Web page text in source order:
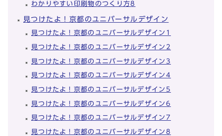
わかりやすい印刷物のつくり方8
見つけたよ！京都のユニバーサルデザイン
見つけたよ！京都のユニバーサルデザイン1
見つけたよ！京都のユニバーサルデザイン2
見つけたよ！京都のユニバーサルデザイン3
見つけたよ！京都のユニバーサルデザイン4
見つけたよ！京都のユニバーサルデザイン5
見つけたよ！京都のユニバーサルデザイン6
見つけたよ！京都のユニバーサルデザイン7
見つけたよ！京都のユニバーサルデザイン8